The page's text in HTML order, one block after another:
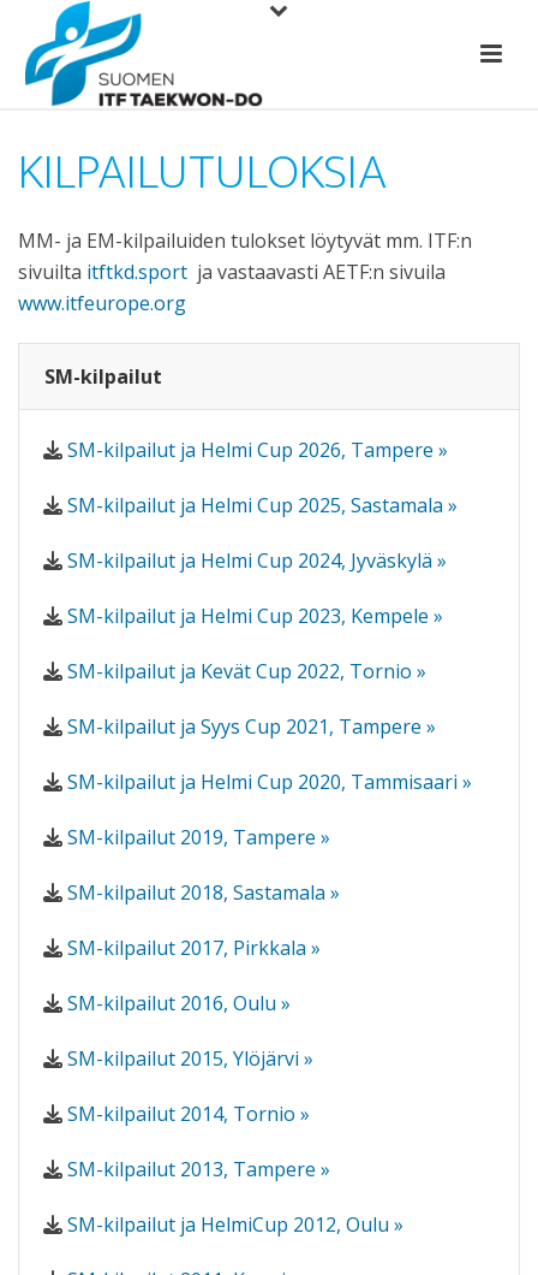
KILPAILUTULOKSIA
MM- ja EM-kilpailuiden tulokset löytyvät mm. ITF:n
sivuilta itftkd.sport ja vastaavasti AETF:n sivuila
www.itfeurope.org
SM-kilpailut
SM-kilpailut ja Helmi Cup 2026, Tampere »
SM-kilpailut ja Helmi Cup 2025, Sastamala »
SM-kilpailut ja Helmi Cup 2024, Jyväskylä »
SM-kilpailut ja Helmi Cup 2023, Kempele »
SM-kilpailut ja Kevät Cup 2022, Tornio »
SM-kilpailut ja Syys Cup 2021, Tampere »
SM-kilpailut ja Helmi Cup 2020, Tammisaari »
SM-kilpailut 2019, Tampere »
SM-kilpailut 2018, Sastamala »
SM-kilpailut 2017, Pirkkala »
SM-kilpailut 2016, Oulu »
SM-kilpailut 2015, Ylöjärvi »
SM-kilpailut 2014, Tornio »
SM-kilpailut 2013, Tampere »
SM-kilpailut ja HelmiCup 2012, Oulu »